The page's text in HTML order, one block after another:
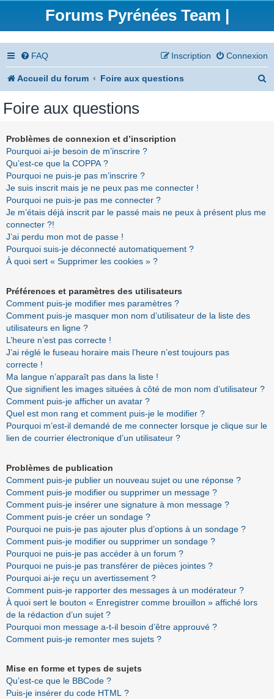
Forums Pyrénées Team |
FAQ Connexion
Inscription
Accueil du forum Foire aux questions
Foire aux questions
Problèmes de connexion et d’inscription
Pourquoi ai-je besoin de m’inscrire ?
Qu’est-ce que la COPPA ?
Pourquoi ne puis-je pas m’inscrire ?
Je suis inscrit mais je ne peux pas me connecter !
Pourquoi ne puis-je pas me connecter ?
Je m’étais déjà inscrit par le passé mais ne peux à présent plus me
connecter ?!
J’ai perdu mon mot de passe !
Pourquoi suis-je déconnecté automatiquement ?
À quoi sert « Supprimer les cookies » ?
Préférences et paramètres des utilisateurs
Comment puis-je modifier mes paramètres ?
Comment puis-je masquer mon nom d’utilisateur de la liste des
utilisateurs en ligne ?
L’heure n’est pas correcte !
J’ai réglé le fuseau horaire mais l’heure n’est toujours pas
correcte !
Ma langue n’apparaît pas dans la liste !
Que signifient les images situées à côté de mon nom d’utilisateur ?
Comment puis-je afficher un avatar ?
Quel est mon rang et comment puis-je le modifier ?
Pourquoi m’est-il demandé de me connecter lorsque je clique sur le
lien de courrier électronique d’un utilisateur ?
Problèmes de publication
Comment puis-je publier un nouveau sujet ou une réponse ?
Comment puis-je modifier ou supprimer un message ?
Comment puis-je insérer une signature à mon message ?
Comment puis-je créer un sondage ?
Pourquoi ne puis-je pas ajouter plus d’options à un sondage ?
Comment puis-je modifier ou supprimer un sondage ?
Pourquoi ne puis-je pas accéder à un forum ?
Pourquoi ne puis-je pas transférer de pièces jointes ?
Pourquoi ai-je reçu un avertissement ?
Comment puis-je rapporter des messages à un modérateur ?
À quoi sert le bouton « Enregistrer comme brouillon » affiché lors
de la rédaction d’un sujet ?
Pourquoi mon message a-t-il besoin d’être approuvé ?
Comment puis-je remonter mes sujets ?
Mise en forme et types de sujets
Qu’est-ce que le BBCode ?
Puis-je insérer du code HTML ?